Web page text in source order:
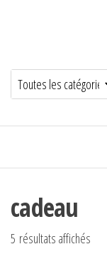
cadeau
5 résultats affichés